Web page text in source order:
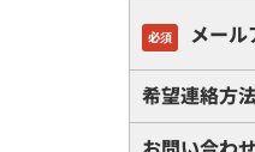
必須 メール
希望連絡方